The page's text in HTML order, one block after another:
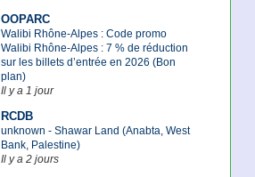
OOPARC
Walibi Rhône-Alpes : Code promo
Walibi Rhône-Alpes : 7 % de réduction
sur les billets d’entrée en 2026 (Bon
plan)
Il y a 1 jour
RCDB
unknown - Shawar Land (Anabta, West
Bank, Palestine)
Il y a 2 jours